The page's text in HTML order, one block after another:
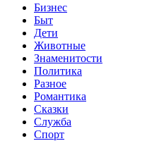
Бизнес
Быт
Дети
Животные
Знаменитости
Политика
Разное
Романтика
Сказки
Служба
Спорт